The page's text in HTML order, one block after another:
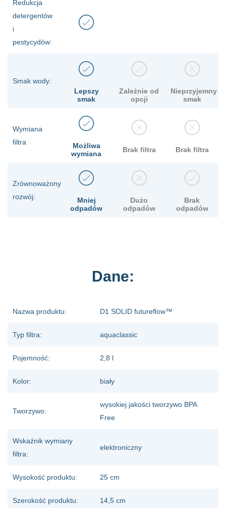
Redukcja
detergentów
i
pestycydów:
Smak wody:
Lepszy
smak
Zależnie od
opcji
Nieprzyjemny
smak
Wymiana
filtra
Możliwa
wymiana
Brak filtra Brak filtra
Zrównoważony
rozwój:
Mniej
odpadów
Dużo
odpadów
Brak
odpadów
Dane:
Nazwa produktu: D1 SOLID futureflow™
Typ filtra: aquaclassic
Pojemność: 2,8 l
Kolor: biały
Tworzywo:
wysokiej jakości tworzywo BPA
Free
Wskaźnik wymiany
filtra:
elektroniczny
Wysokość produktu: 25 cm
Szerokość produktu: 14,5 cm